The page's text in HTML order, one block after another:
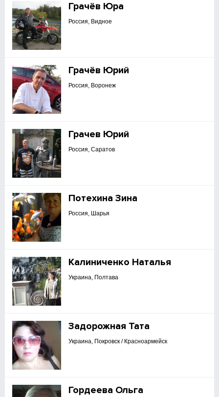
Грачёв Юра
Россия, Видное
Грачёв Юрий
Россия, Воронеж
Грачев Юрий
Россия, Саратов
Потехина Зина
Россия, Шарья
Калиниченко Наталья
Украина, Полтава
Задорожная Тата
Украина, Покровск / Красноармейск
Гордеева Ольга